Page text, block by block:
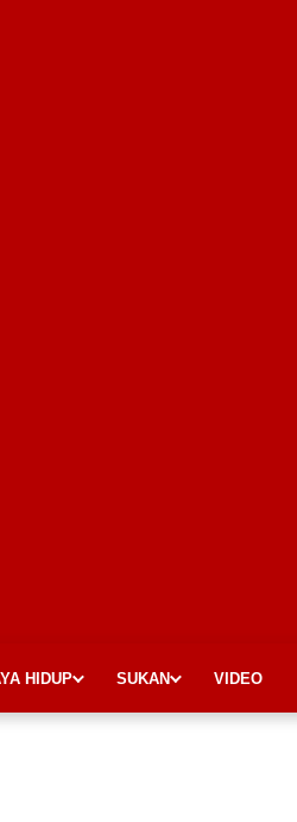
HIDUP SUKAN VIDEO